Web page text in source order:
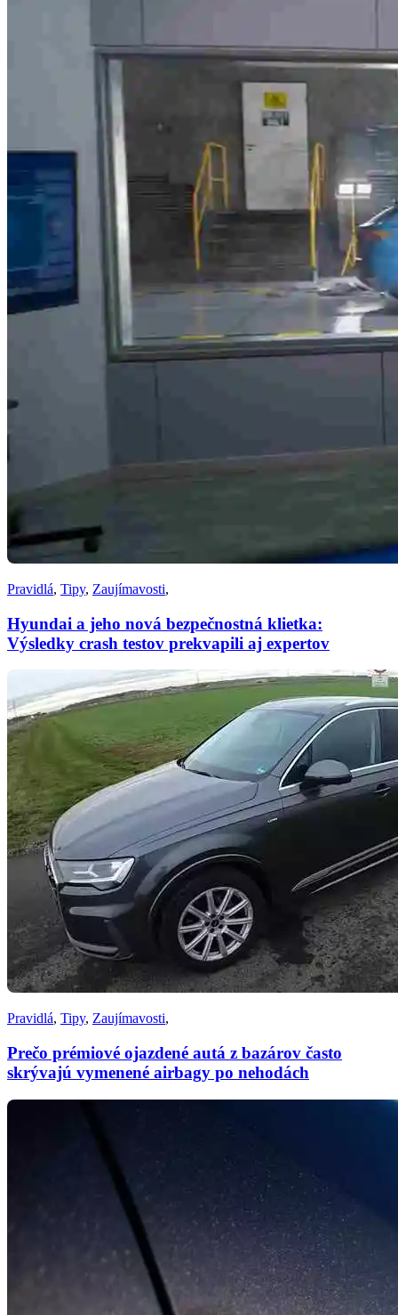
Pravidlá, Tipy, Zaujímavosti,
Hyundai a jeho nová bezpečnostná klietka:
Výsledky crash testov prekvapili aj expertov
Pravidlá, Tipy, Zaujímavosti,
Prečo prémiové ojazdené autá z bazárov často
skrývajú vymenené airbagy po nehodách